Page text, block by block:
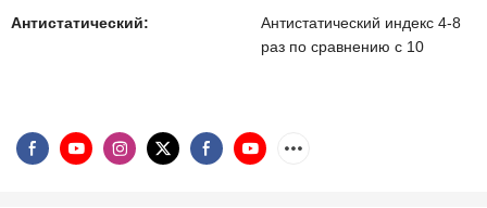
Антистатический:
Антистатический индекс 4-8
раз по сравнению с 10